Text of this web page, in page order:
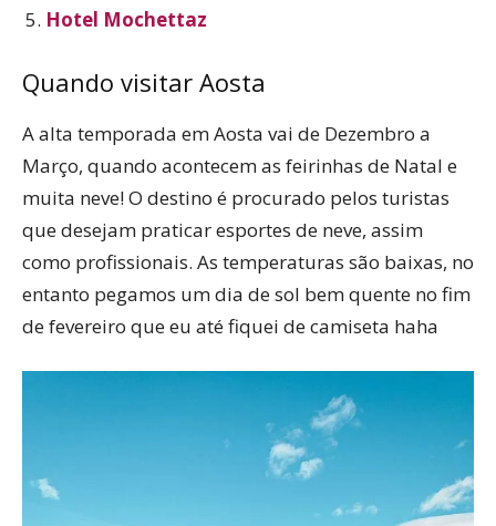
Hotel Mochettaz
Quando visitar Aosta
A alta temporada em Aosta vai de Dezembro a
Março, quando acontecem as feirinhas de Natal e
muita neve! O destino é procurado pelos turistas
que desejam praticar esportes de neve, assim
como profissionais. As temperaturas são baixas, no
entanto pegamos um dia de sol bem quente no fim
de fevereiro que eu até fiquei de camiseta haha